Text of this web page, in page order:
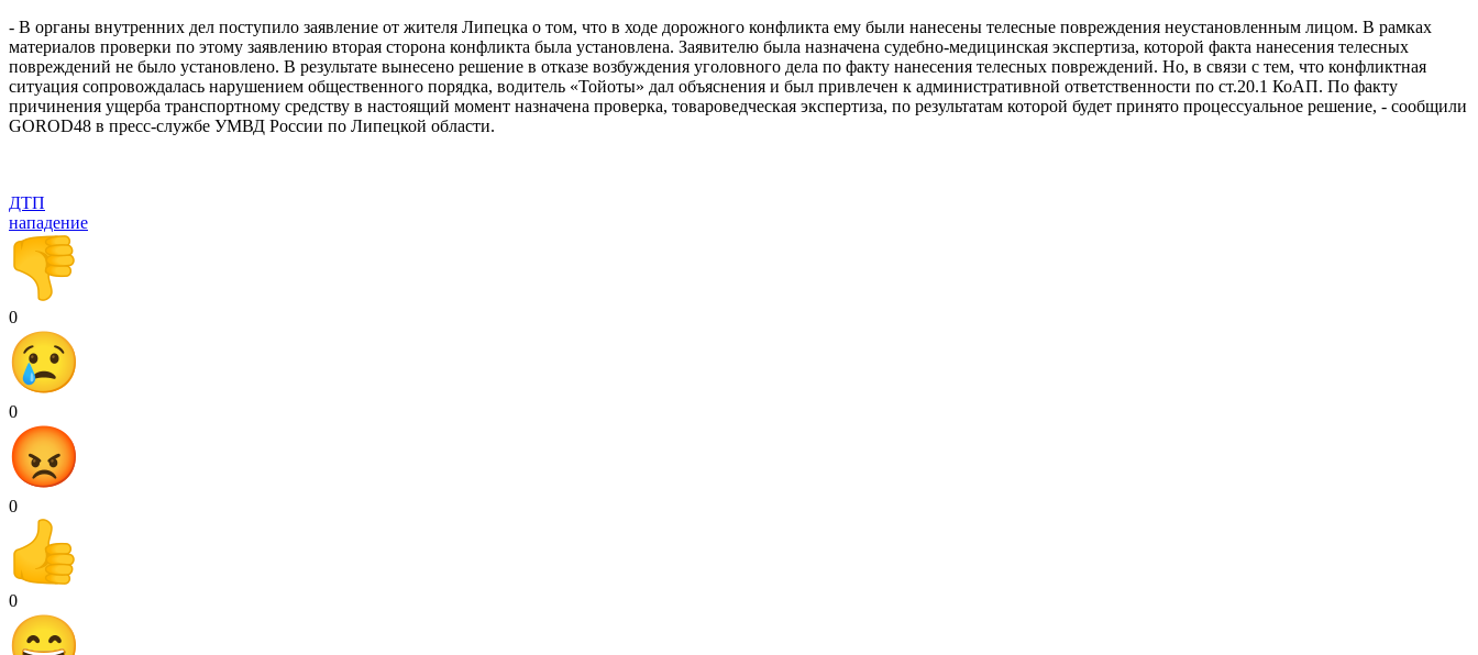
- В органы внутренних дел поступило заявление от жителя Липецка о том, что в ходе дорожного конфликта ему были нанесены телесные повреждения неустановленным лицом. В рамках
материалов проверки по этому заявлению вторая сторона конфликта была установлена. Заявителю была назначена судебно-медицинская экспертиза, которой факта нанесения телесных
повреждений не было установлено. В результате вынесено решение в отказе возбуждения уголовного дела по факту нанесения телесных повреждений. Но, в связи с тем, что конфликтная
ситуация сопровождалась нарушением общественного порядка, водитель «Тойоты» дал объяснения и был привлечен к административной ответственности по ст.20.1 КоАП. По факту
причинения ущерба транспортному средству в настоящий момент назначена проверка, товароведческая экспертиза, по результатам которой будет принято процессуальное решение, - сообщили
GOROD48 в пресс-службе УМВД России по Липецкой области.
ДТП
нападение
0
0
0
0